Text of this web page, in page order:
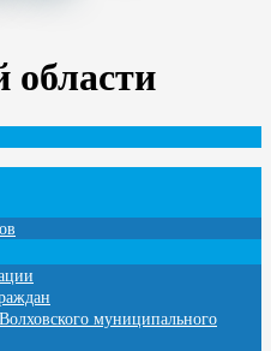
области
муниципального